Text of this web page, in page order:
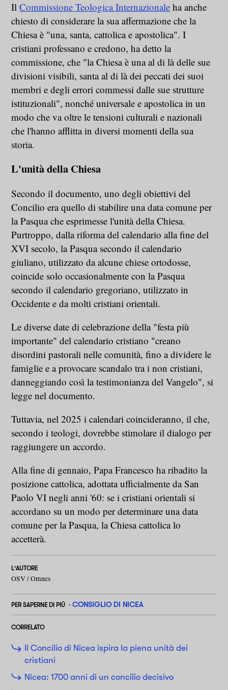
IlCommissione Teologica Internazionale ha anche
chiesto di considerare la sua affermazione che la
Chiesa è "una, santa, cattolica e apostolica". I
cristiani professano e credono, ha detto la
commissione, che "la Chiesa è una al di là delle sue
divisioni visibili, santa al di là dei peccati dei suoi
membri e degli errori commessi dalle sue strutture
istituzionali", nonché universale e apostolica in un
modo che va oltre le tensioni culturali e nazionali
che l'hanno afflitta in diversi momenti della sua
storia.
L'unità della Chiesa
Secondo il documento, uno degli obiettivi del
Concilio era quello di stabilire una data comune per
la Pasqua che esprimesse l'unità della Chiesa.
Purtroppo, dalla riforma del calendario alla fine del
XVI secolo, la Pasqua secondo il calendario
giuliano, utilizzato da alcune chiese ortodosse,
coincide solo occasionalmente con la Pasqua
secondo il calendario gregoriano, utilizzato in
Occidente e da molti cristiani orientali.
Le diverse date di celebrazione della "festa più
importante" del calendario cristiano "creano
disordini pastorali nelle comunità, fino a dividere le
famiglie e a provocare scandalo tra i non cristiani,
danneggiando così la testimonianza del Vangelo", si
legge nel documento.
Tuttavia, nel 2025 i calendari coincideranno, il che,
secondo i teologi, dovrebbe stimolare il dialogo per
raggiungere un accordo.
Alla fine di gennaio, Papa Francesco ha ribadito la
posizione cattolica, adottata ufficialmente da San
Paolo VI negli anni '60: se i cristiani orientali si
accordano su un modo per determinare una data
comune per la Pasqua, la Chiesa cattolica lo
accetterà.
L'AUTORE
OSV / Omnes
PER SAPERNE DI PIÙ CONSIGLIO DI NICEA
CORRELATO
Il Concilio di Nicea ispira la piena unità dei
cristiani
Nicea: 1700 anni di un concilio decisivo